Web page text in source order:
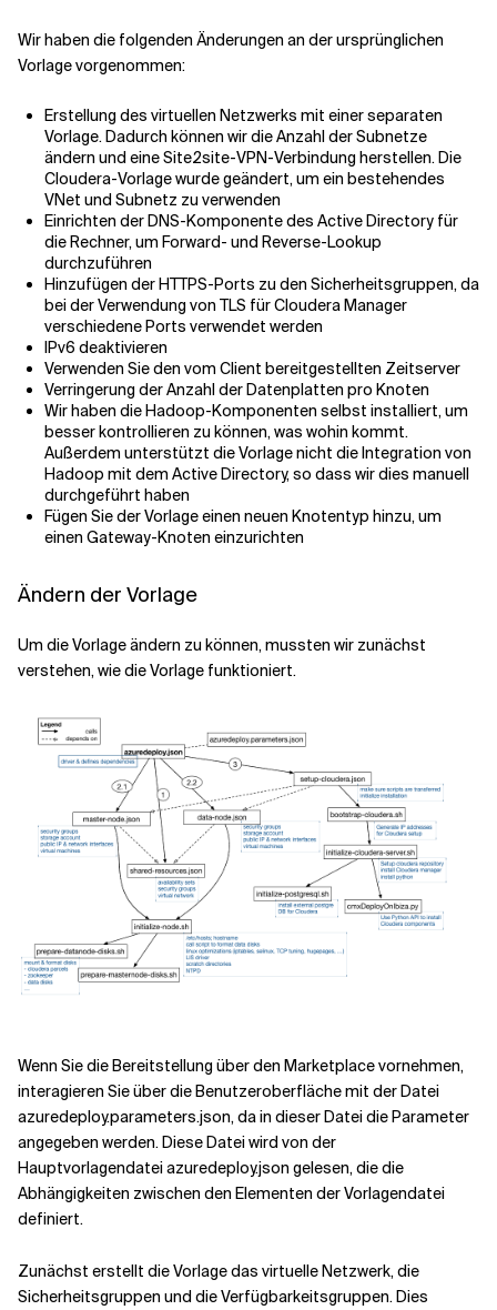
Wir haben die folgenden Änderungen an der ursprünglichen
Vorlage vorgenommen:
Erstellung des virtuellen Netzwerks mit einer separaten
Vorlage. Dadurch können wir die Anzahl der Subnetze
ändern und eine Site2site-VPN-Verbindung herstellen. Die
Cloudera-Vorlage wurde geändert, um ein bestehendes
VNet und Subnetz zu verwenden
Einrichten der DNS-Komponente des Active Directory für
die Rechner, um Forward- und Reverse-Lookup
durchzuführen
Hinzufügen der HTTPS-Ports zu den Sicherheitsgruppen, da
bei der Verwendung von TLS für Cloudera Manager
verschiedene Ports verwendet werden
IPv6 deaktivieren
Verwenden Sie den vom Client bereitgestellten Zeitserver
Verringerung der Anzahl der Datenplatten pro Knoten
Wir haben die Hadoop-Komponenten selbst installiert, um
besser kontrollieren zu können, was wohin kommt.
Außerdem unterstützt die Vorlage nicht die Integration von
Hadoop mit dem Active Directory, so dass wir dies manuell
durchgeführt haben
Fügen Sie der Vorlage einen neuen Knotentyp hinzu, um
einen Gateway-Knoten einzurichten
Ändern der Vorlage
Um die Vorlage ändern zu können, mussten wir zunächst
verstehen, wie die Vorlage funktioniert.
Wenn Sie die Bereitstellung über den Marketplace vornehmen,
interagieren Sie über die Benutzeroberfläche mit der Datei
azuredeploy.parameters.json, da in dieser Datei die Parameter
angegeben werden. Diese Datei wird von der
Hauptvorlagendatei azuredeploy.json gelesen, die die
Abhängigkeiten zwischen den Elementen der Vorlagendatei
definiert.
Zunächst erstellt die Vorlage das virtuelle Netzwerk, die
Sicherheitsgruppen und die Verfügbarkeitsgruppen. Dies